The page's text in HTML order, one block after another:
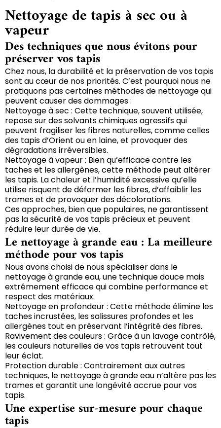
Nettoyage de tapis à sec ou à
vapeur
Des techniques que nous évitons pour
préserver vos tapis
Chez nous, la durabilité et la préservation de vos tapis
sont au cœur de nos priorités. C’est pourquoi nous ne
pratiquons pas certaines méthodes de nettoyage qui
peuvent causer des dommages :
Nettoyage à sec : Cette technique, souvent utilisée,
repose sur des solvants chimiques agressifs qui
peuvent fragiliser les fibres naturelles, comme celles
des tapis d’Orient ou en laine, et provoquer des
dégradations irréversibles.
Nettoyage à vapeur : Bien qu’efficace contre les
taches et les allergènes, cette méthode peut altérer
les tapis. La chaleur et l’humidité excessive qu’elle
utilise risquent de déformer les fibres, d’affaiblir les
trames et de provoquer des décolorations.
Ces approches, bien que populaires, ne garantissent
pas la sécurité de vos tapis précieux et peuvent
réduire leur durée de vie.
Le nettoyage à grande eau : La meilleure
méthode pour vos tapis
Nous avons choisi de nous spécialiser dans le
nettoyage à grande eau, une technique douce mais
extrêmement efficace qui combine performance et
respect des matériaux.
Nettoyage en profondeur : Cette méthode élimine les
taches incrustées, les salissures profondes et les
allergènes tout en préservant l’intégrité des fibres.
Ravivement des couleurs : Grâce à un lavage contrôlé,
les couleurs naturelles de vos tapis retrouvent tout
leur éclat.
Protection durable : Contrairement aux autres
techniques, le nettoyage à grande eau n’altère pas les
trames et garantit une longévité accrue pour vos
tapis.
Une expertise sur-mesure pour chaque
tapis